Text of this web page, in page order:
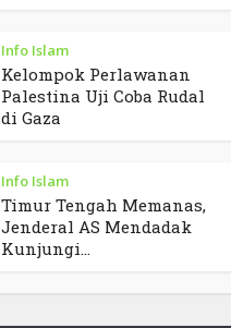
Info Islam
Kelompok Perlawanan
Palestina Uji Coba Rudal
di Gaza
Info Islam
Timur Tengah Memanas,
Jenderal AS Mendadak
Kunjungi...